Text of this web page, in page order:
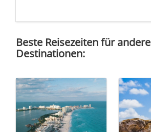
Beste Reisezeiten für andere
Destinationen: